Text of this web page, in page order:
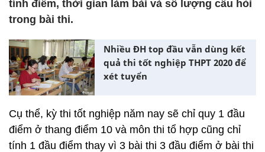
tính điểm, thời gian làm bài và số lượng câu hỏi
trong bài thi.
Nhiều ĐH top đầu vẫn dùng kết
quả thi tốt nghiệp THPT 2020 để
xét tuyển
Cụ thể, kỳ thi tốt nghiệp năm nay sẽ chỉ quy 1 đầu
điểm ở thang điểm 10 và môn thi tổ hợp cũng chỉ
tính 1 đầu điểm thay vì 3 bài thi 3 đầu điểm ở bài thi